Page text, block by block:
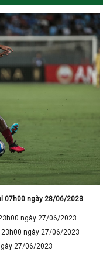
07h00 ngày 28/06/2023
ngày 27/06/2023
23h00 ngày 27/06/2023
27/06/2023